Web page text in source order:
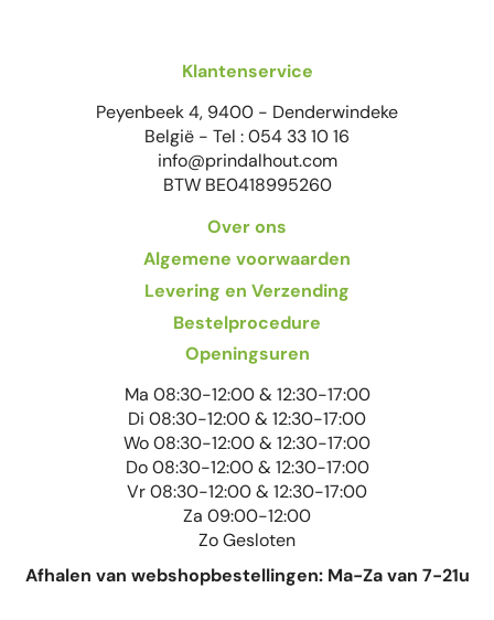
Klantenservice
Peyenbeek 4, 9400 - Denderwindeke
België - Tel : 054 33 10 16
info@prindalhout.com
BTW BE0418995260
Over ons
Algemene voorwaarden
Levering en Verzending
Bestelprocedure
Openingsuren
Ma 08:30-12:00 & 12:30-17:00
Di 08:30-12:00 & 12:30-17:00
Wo 08:30-12:00 & 12:30-17:00
Do 08:30-12:00 & 12:30-17:00
Vr 08:30-12:00 & 12:30-17:00
Za 09:00-12:00
Zo Gesloten
Afhalen van webshopbestellingen: Ma-Za van 7-21u